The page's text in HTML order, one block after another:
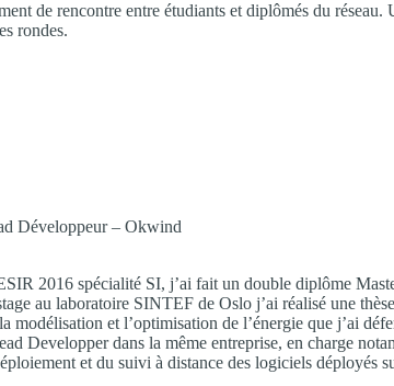
de rencontre entre étudiants et diplômés du
rondes.
Développeur – Okwind
2016 spécialité SI, j’ai fait un double diplôme
au laboratoire SINTEF de Oslo j’ai réalisé une
modélisation et l’optimisation de l’énergie que j’ai
Developper dans la même entreprise, en charge
et du suivi à distance des logiciels déployés